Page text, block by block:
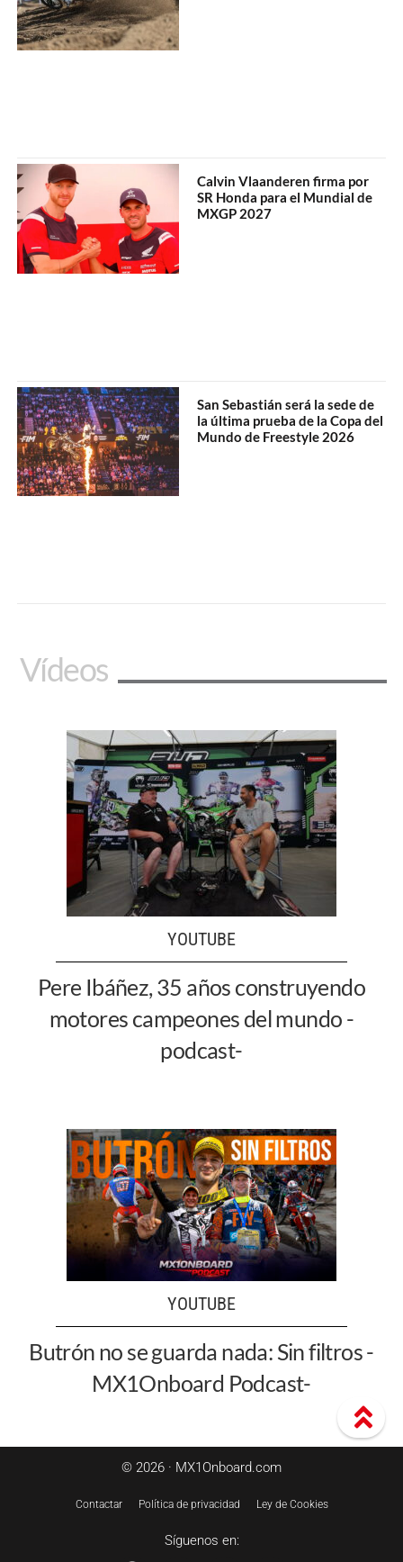
Calvin Vlaanderen firma por
SR Honda para el Mundial de
MXGP 2027
San Sebastián será la sede de
la última prueba de la Copa del
Mundo de Freestyle 2026
Vídeos
YOUTUBE
Pere Ibáñez, 35 años construyendo
motores campeones del mundo -
podcast-
YOUTUBE
Butrón no se guarda nada: Sin filtros -
MX1Onboard Podcast-
© 2026 · MX1Onboard.com
Contactar Política de privacidad Ley de Cookies
Síguenos en: